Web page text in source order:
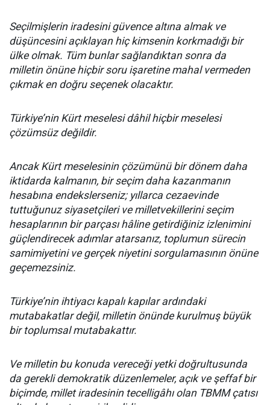
Seçilmişlerin iradesini güvence altına almak ve
düşüncesini açıklayan hiç kimsenin korkmadığı bir
ülke olmak. Tüm bunlar sağlandıktan sonra da
milletin önüne hiçbir soru işaretine mahal vermeden
çıkmak en doğru seçenek olacaktır.
Türkiye’nin Kürt meselesi dâhil hiçbir meselesi
çözümsüz değildir.
Ancak Kürt meselesinin çözümünü bir dönem daha
iktidarda kalmanın, bir seçim daha kazanmanın
hesabına endekslerseniz; yıllarca cezaevinde
tuttuğunuz siyasetçileri ve milletvekillerini seçim
hesaplarının bir parçası hâline getirdiğiniz izlenimini
güçlendirecek adımlar atarsanız, toplumun sürecin
samimiyetini ve gerçek niyetini sorgulamasının önüne
geçemezsiniz.
Türkiye’nin ihtiyacı kapalı kapılar ardındaki
mutabakatlar değil, milletin önünde kurulmuş büyük
bir toplumsal mutabakattır.
Ve milletin bu konuda vereceği yetki doğrultusunda
da gerekli demokratik düzenlemeler, açık ve şeffaf bir
biçimde, millet iradesinin tecelligâhı olan TBMM çatısı